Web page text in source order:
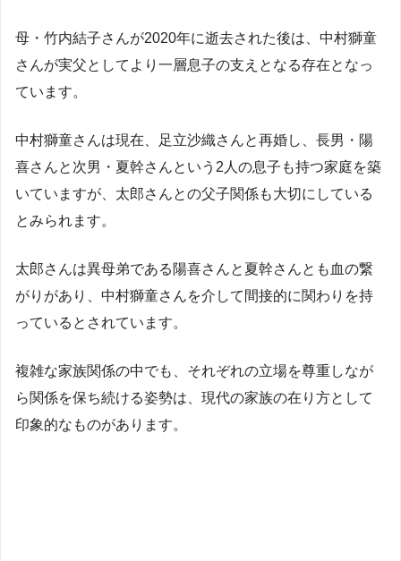
母・竹内結子さんが2020年に逝去された後は、中村獅童
さんが実父としてより一層息子の支えとなる存在となっ
ています。
中村獅童さんは現在、足立沙織さんと再婚し、長男・陽
喜さんと次男・夏幹さんという2人の息子も持つ家庭を築
いていますが、太郎さんとの父子関係も大切にしている
とみられます。
太郎さんは異母弟である陽喜さんと夏幹さんとも血の繋
がりがあり、中村獅童さんを介して間接的に関わりを持
っているとされています。
複雑な家族関係の中でも、それぞれの立場を尊重しなが
ら関係を保ち続ける姿勢は、現代の家族の在り方として
印象的なものがあります。